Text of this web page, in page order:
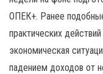
ОПЕК+. Ранее
практических
экономическая
падением доходов от